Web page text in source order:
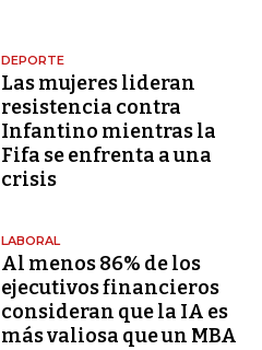
DEPORTE
Las mujeres lideran
resistencia contra
Infantino mientras la
Fifa se enfrenta a una
crisis
LABORAL
Al menos 86% de los
ejecutivos financieros
consideran que la IA es
más valiosa que un MBA